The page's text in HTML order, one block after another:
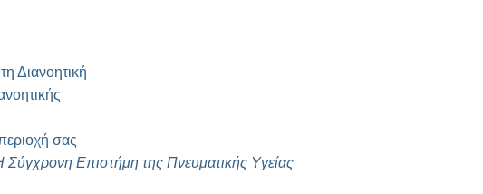
Διανοητική
σας
Σύγχρονη Επιστήμη της Πνευματικής Υγείας